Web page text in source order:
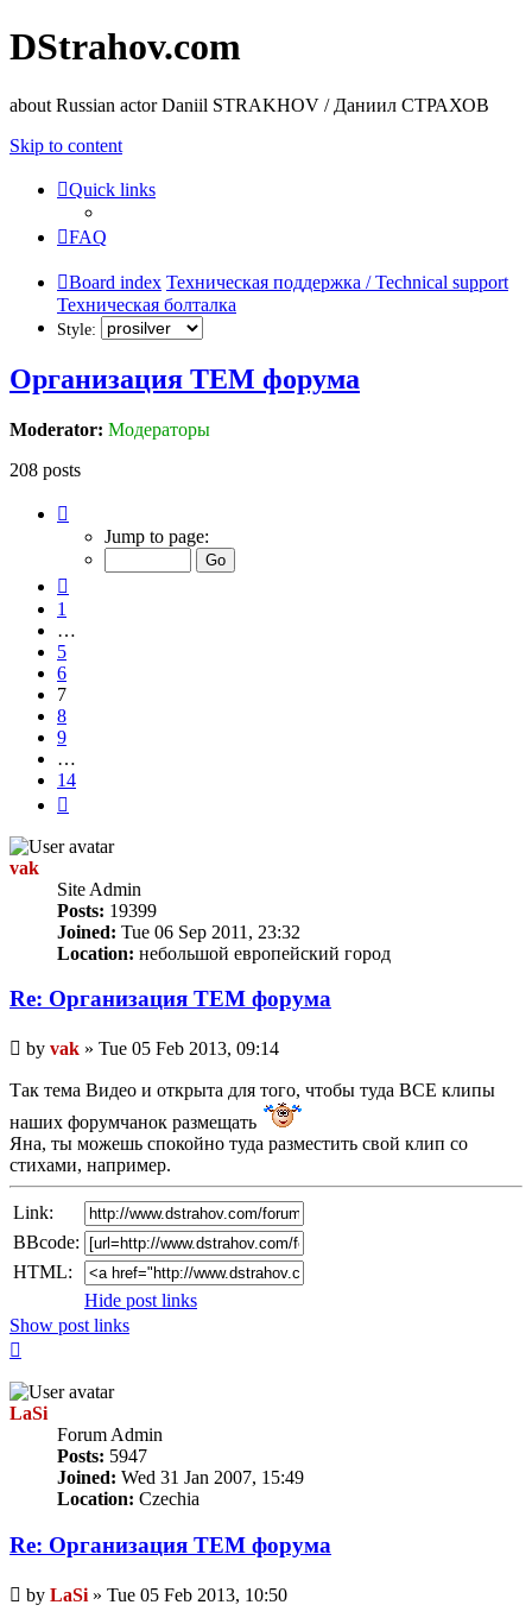
DStrahov.com
about Russian actor Daniil STRAKHOV / Даниил СТРАХОВ
Skip to content
Quick links
FAQ
Board index Техническая поддержка / Technical support
Техническая болталка
Style:
Организация TЕМ форума
Moderator: Модераторы
208 posts
Jump to page:
1
…
5
6
7
8
9
…
14
vak
Site Admin
Posts: 19399
Joined: Tue 06 Sep 2011, 23:32
Location: небольшой европейский город
Re: Организация TЕМ форума
Unread
post
by vak » Tue 05 Feb 2013, 09:14
Так тема Видео и открыта для того, чтобы туда ВСЕ клипы
наших форумчанок размещать
Яна, ты можешь спокойно туда разместить свой клип со
стихами, например.
Link:
BBcode:
HTML:
Hide post links
Show post links
LaSi
Forum Admin
Posts: 5947
Joined: Wed 31 Jan 2007, 15:49
Location: Czechia
Re: Организация TЕМ форума
Unread
post
by LaSi » Tue 05 Feb 2013, 10:50